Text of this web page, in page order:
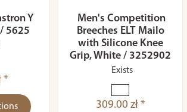
Y
5625
*
Men's Competition
Breeches ELT Mailo
with Silicone Knee
Grip, White / 3252902
Exists
309.00 zł *